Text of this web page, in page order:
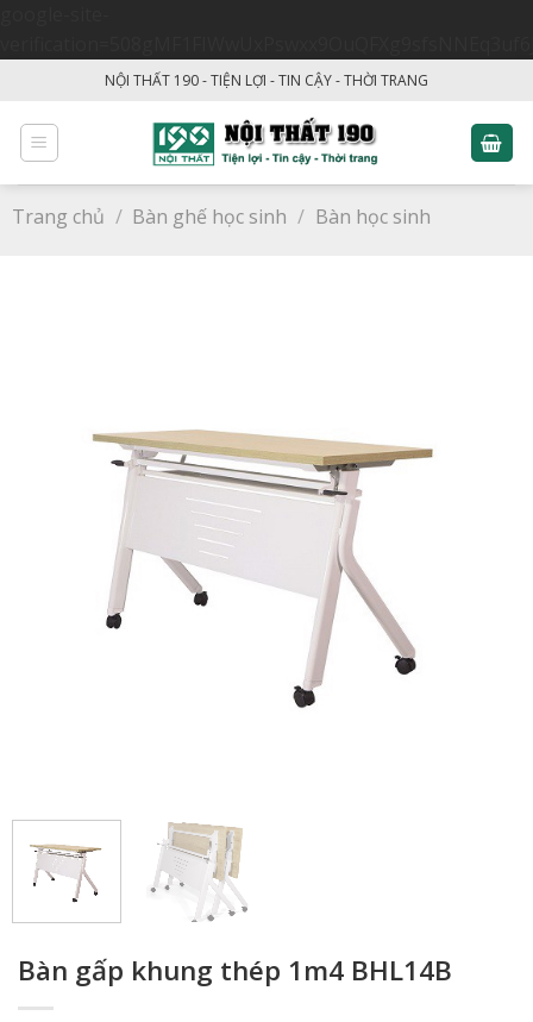
content
NỘI THẤT 190 - TIỆN LỢI - TIN CẬY - THỜI TRANG
Trang chủ / Bàn ghế học sinh / Bàn học sinh
Bàn gấp khung thép 1m4 BHL14B